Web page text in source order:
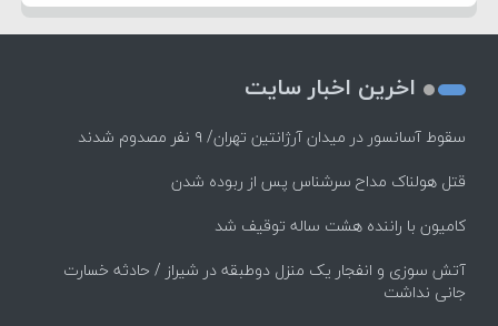
اخرین اخبار سایت
سقوط آسانسور در میدان آرژانتین تهران/ ۹ نفر مصدوم شدند
قتل هولناک مداح سرشناس پس از ربوده شدن
کامیون با راننده هشت ساله توقیف شد
آتش سوزی و انفجار یک منزل دوطبقه در شیراز / حادثه خسارت
جانی نداشت